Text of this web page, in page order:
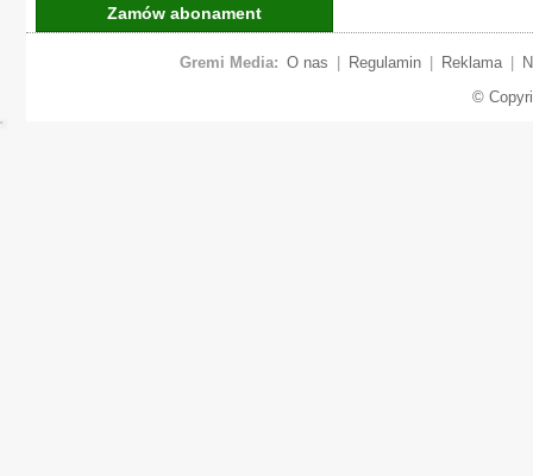
Zamów abonament
Gremi Media: O nas Regulamin Reklama
©